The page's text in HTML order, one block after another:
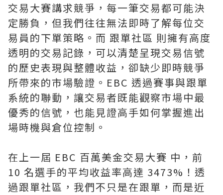
交易大賽講求競爭，每一筆交易都可能決
定勝負，但我們往往無法即時了解每位交
易員的下單策略。而 跟單社區 則擁有高度
透明的交易記錄，可以清楚呈現交易信號
的歷史表現與整體收益，卻缺少即時競爭
所帶來的市場驗證。EBC 透過賽事與跟單
系統的聯動，讓交易者既能觀察市場中最
優秀的信號，也能見證高手如何掌握進出
場時機與倉位控制。
在上一屆 EBC 百萬美金交易大賽 中，前
10 名選手的平均收益率高達 3473%！透
過跟單社區，我們不只是在跟單，而是近